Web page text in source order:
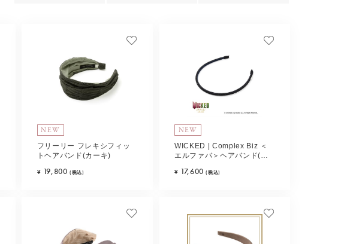
NEW
フリーリー フレキシフィッ
トヘアバンド(カーキ)
¥ 19,800 (税込)
NEW
WICKED | Complex Biz ＜
エルファバ＞ヘアバンド(ブ
¥ 17,600 (税込)